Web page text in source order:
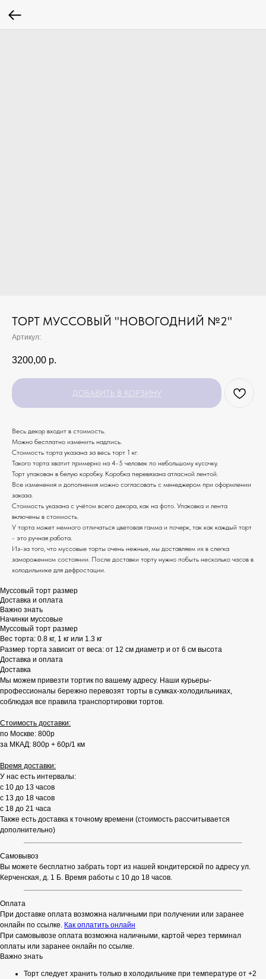
ТОРТ МУССОВЫЙ "НОВОГОДНИЙ №2"
Артикул:
3200,00 р.
ДОБАВИТЬ В КОРЗИНУ
Весь декор входит в стоимость.
Можно бесплатно изменить надпись.
Стоимость торта указана за весь торт 1 кг.
Такого торта хватит примерно на 4-5 человек по небольшому кусочку.
Торт упакован в белую коробку. Коробка перевязана атласной лентой.
Все изменения и дополнения можно согласовать с менеджером при оформлении
заказа.
Стоимость указана с учётом всего декора, как на фото. Упаковка и лента
включены в стоимость.
У торта может немного отличаться цветовая гамма и почерк, так как каждый торт
- это ручная работа.
Из-за того, что муссовые торты очень нежные, мы доставляем их в слегка
замороженном состоянии. После доставки торту нужно побыть несколько часов в
холодильнике для дефростации.
Муссовый торт размер
Доставка и оплата
Важно знать
Начинки муссовые
Муссовый торт размер
Вес торта: 0.8 кг, 1 кг или 1.3 кг
Размер торта зависит от веса: от 12 см диаметр и от 6 см высота
Доставка и оплата
Доставка
Мы можем привезти тортик по вашему адресу. Наши курьеры-
профессионалы бережно перевозят торты в сумках-холодильниках,
соблюдая все правила транспортировки тортов.
Стоимость доставки:
по Москве: 800р
за МКАД: 800р + 60р/1 км
Время доставки:
У нас есть интервалы:
с 10 до 13 часов
с 13 до 18 часов
с 18 до 21 часа
Также есть доставка к точному времени (стоимость рассчитывается
дополнительно)
Самовывоз
Вы можете бесплатно забрать торт из нашей кондитерской по адресу ул.
Керченская, д. 1 Б. Время работы с 10 до 18 часов.
Оплата
При доставке оплата возможна наличными при получении или заранее
онлайн по ссылке. Как оплатить онлайн
При самовывозе оплата возможна наличными, картой через терминал
оплаты или заранее онлайн по ссылке.
Важно знать
Торт следует хранить только в холодильнике при температуре от +2